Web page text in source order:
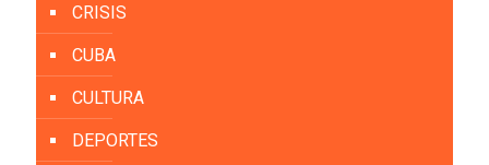
CRISIS
CUBA
CULTURA
DEPORTES